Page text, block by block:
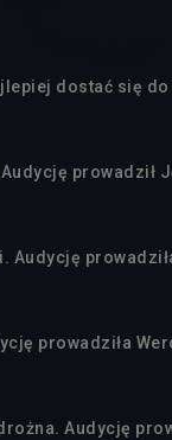
dostać się
prowadził
Audycję
prowadziła
Audycję